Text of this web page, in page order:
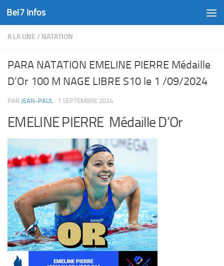
Skip to content
Bel7 Infos
A LA UNE / NATATION
PARA NATATION EMELINE PIERRE Médaille
D’Or 100 M NAGE LIBRE S10 le 1 /09/2024
PAR JEAN-PAUL · 1 SEPTEMBRE 2024
EMELINE PIERRE Médaille D’Or